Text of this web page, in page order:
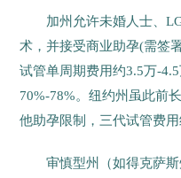
加州允许未婚人士、
术，并接受商业助孕(需签
试管单周期费用约3.5万-
70%-78%。纽约州虽此前
他助孕限制，三代试管费用
审慎型州（如得克萨